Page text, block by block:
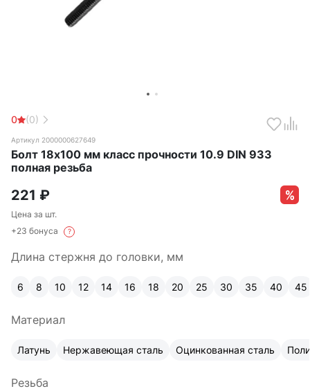
0 (0)
Артикул 2000000627649
Болт 18х100 мм класс прочности 10.9 DIN 933
полная резьба
221 ₽
Цена за шт.
+23 бонуса
?
Длина стержня до головки, мм
6 8 10 12 14 16 18 20 25 30 35 40 45
Материал
Латунь Нержавеющая сталь Оцинкованная сталь
Резьба